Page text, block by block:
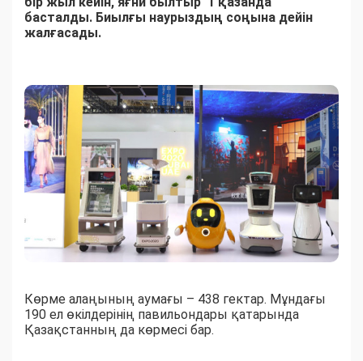
басталды. Биылғы наурыздың соңына дейін
жалғасады.
Көрме алаңының аумағы – 438 гектар. Мұндағы
190 ел өкілдерінің павильондары қатарында
Қазақстанның да көрмесі бар.